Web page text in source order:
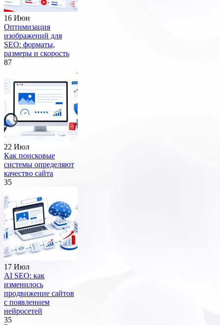
16 Июн
Оптимизация
изображений для
SEO: форматы,
размеры и скорость
87
22 Июл
Как поисковые
системы определяют
качество сайта
35
17 Июл
AI SEO: как
изменилось
продвижение сайтов
с появлением
нейросетей
35